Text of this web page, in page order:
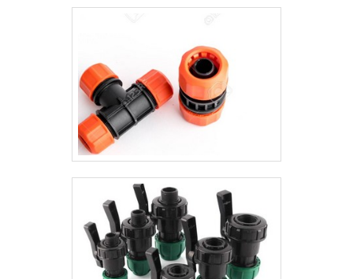
expressão de mercado quando o assunto é
especiais e tubos mecânicos trepanados
em aços especiais, a companhia oferece o
que há de melhor em tecnologia ao
cliente.Sem trocar o foco sobre tubo
mecânico aço inox, deve-se descartar
empresas que não tenham produtos e
detalhes que passam despercebidos e
podem gerar prejuízo futuros para os
clientes.Existem muitas formas diferentes
de demonstrar conhecimento e autoridade
em uma área de atuação. Os motivos pelos